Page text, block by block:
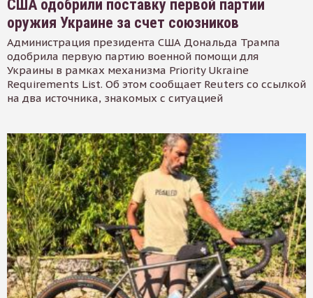
США одобрили поставку первой партии
оружия Украине за счет союзников
Администрация президента США Дональда Трампа
одобрила первую партию военной помощи для
Украины в рамках механизма Priority Ukraine
Requirements List. Об этом сообщает Reuters со ссылкой
на два источника, знакомых с ситуацией